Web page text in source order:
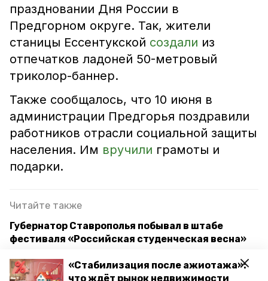
«Стабилизация после ажиотажа»:
что ждёт рынок недвижимости
праздновании Дня России в
Предгорном округе. Так, жители
станицы Ессентукской создали из
отпечатков ладоней 50-метровый
триколор-баннер.
Также сообщалось, что 10 июня в
администрации Предгорья поздравили
работников отрасли социальной защиты
населения. Им вручили грамоты и
подарки.
Читайте также
Губернатор Ставрополья побывал в штабе
фестиваля «Российская студенческая весна»
Губернатор Ставрополья напомнил
ставропольцам о достоинствах сельской